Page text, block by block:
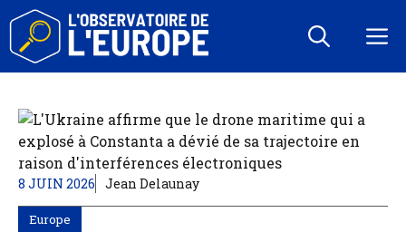
Aller
contenu
8 JUIN 2026 Jean Delaunay
Europe